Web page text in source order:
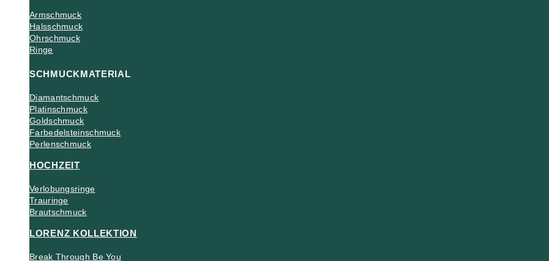
Armschmuck
Halsschmuck
Ohrschmuck
Ringe
SCHMUCKMATERIAL
Diamantschmuck
Platinschmuck
Goldschmuck
Farbedelsteinschmuck
Perlenschmuck
HOCHZEIT
Verlobungsringe
Trauringe
Brautschmuck
LORENZ KOLLEKTION
Break Through Be You